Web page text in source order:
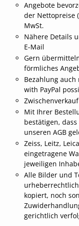
Angebote
der Nettopreise
MwSt.
Nähere Details
E-Mail
Gern
förmliches
Bezahlung auch
with PayPal
Mit Ihrer
bestätigen,
unseren AGB
Zeiss, Leitz,
eingetragene
jeweiligen
Alle Bilder und
kopiert, noch
gerichtlich